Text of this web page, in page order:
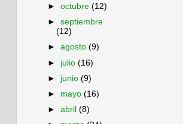
►octubre(12)
►septiembre
(12)
►agosto(9)
► julio(16)
► junio(9)
► mayo(16)
►abril(8)